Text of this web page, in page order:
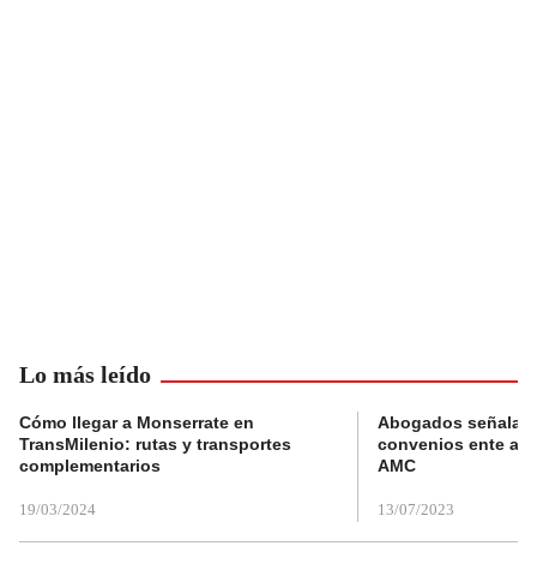
Lo más leído
Cómo llegar a Monserrate en
TransMilenio: rutas y transportes
complementarios
19/03/2024
Abogados
convenios ente
AMC
13/07/2023